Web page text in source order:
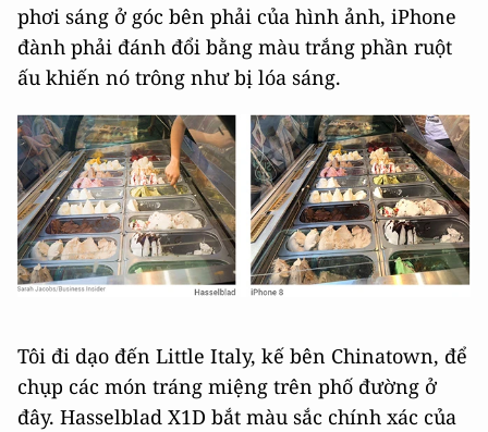
phơi sáng ở góc bên phải của hình ảnh, iPhone
đành phải đánh đổi bằng màu trắng phần ruột
ấu khiến nó trông như bị lóa sáng.
Tôi đi dạo đến Little Italy, kế bên Chinatown, để
chụp các món tráng miệng trên phố đường ở
đây. Hasselblad X1D bắt màu sắc chính xác của